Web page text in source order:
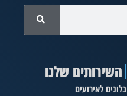
השירותים שלנו
בלונים לאירועים